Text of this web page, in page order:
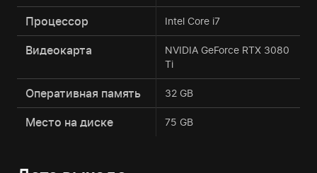
Процессор Intel Core i7
Видеокарта
NVIDIA GeForce RTX 3080
Ti
Оперативная память 32 GB
Место на диске 75 GB